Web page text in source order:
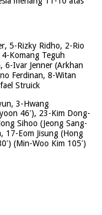
5-Rizky Ridho, 2-Rio
4-Komang Teguh
6-Ivar Jenner (Arkhan
Ferdinan, 8-Witan
Struick
3-Hwang
46′), 23-Kim Dong-
Sihoo (Jeong Sang-
17-Eom Jisung (Hong
(Min-Woo Kim 105′)